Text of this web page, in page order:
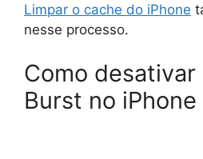
Limpar o cache do iPhone
nesse processo.
Como desativar
Burst no iPhone